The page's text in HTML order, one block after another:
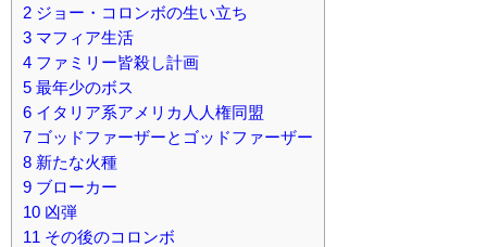
2 ジョー・コロンボの生い立ち
3 マフィア生活
4 ファミリー皆殺し計画
5 最年少のボス
6 イタリア系アメリカ人人権同盟
7 ゴッドファーザーとゴッドファーザー
8 新たな火種
9 ブローカー
10 凶弾
11 その後のコロンボ